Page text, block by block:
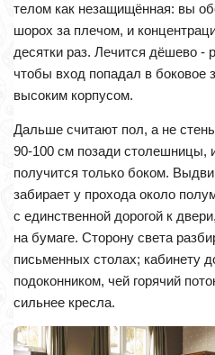
телом как незащищённая: вы
шорох за плечом, и
десятки раз. Лечится дёшево -
чтобы вход попадал в боковое
высоким корпусом.
Дальше считают пол, а не
90-100 см позади столешницы,
получится только боком.
забирает у прохода около
с единственной дорогой к
на бумаге. Сторону света
письменных столах; кабинету
подоконником, чей горячий
сильнее кресла.